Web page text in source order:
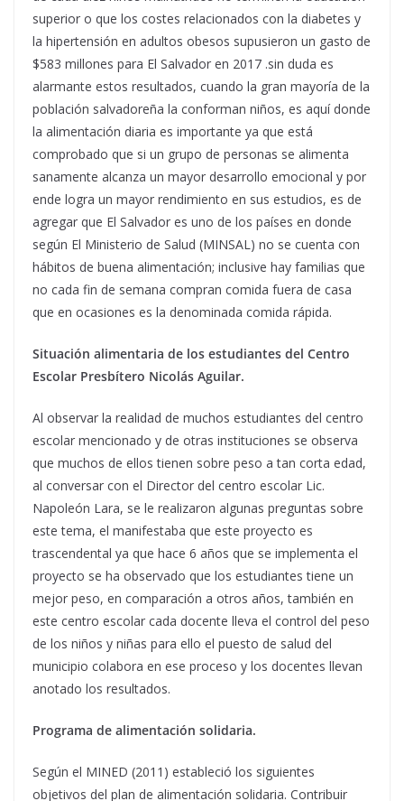
superior o que los costes relacionados con la diabetes y
la hipertensión en adultos obesos supusieron un gasto de
$583 millones para El Salvador en 2017 .sin duda es
alarmante estos resultados, cuando la gran mayoría de la
población salvadoreña la conforman niños, es aquí donde
la alimentación diaria es importante ya que está
comprobado que si un grupo de personas se alimenta
sanamente alcanza un mayor desarrollo emocional y por
ende logra un mayor rendimiento en sus estudios, es de
agregar que El Salvador es uno de los países en donde
según El Ministerio de Salud (MINSAL) no se cuenta con
hábitos de buena alimentación; inclusive hay familias que
no cada fin de semana compran comida fuera de casa
que en ocasiones es la denominada comida rápida.
Situación alimentaria de los estudiantes del Centro
Escolar Presbítero Nicolás Aguilar.
Al observar la realidad de muchos estudiantes del centro
escolar mencionado y de otras instituciones se observa
que muchos de ellos tienen sobre peso a tan corta edad,
al conversar con el Director del centro escolar Lic.
Napoleón Lara, se le realizaron algunas preguntas sobre
este tema, el manifestaba que este proyecto es
trascendental ya que hace 6 años que se implementa el
proyecto se ha observado que los estudiantes tiene un
mejor peso, en comparación a otros años, también en
este centro escolar cada docente lleva el control del peso
de los niños y niñas para ello el puesto de salud del
municipio colabora en ese proceso y los docentes llevan
anotado los resultados.
Programa de alimentación solidaria.
Según el MINED (2011) estableció los siguientes
objetivos del plan de alimentación solidaria. Contribuir